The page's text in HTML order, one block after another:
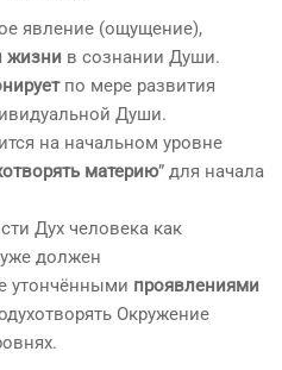
явление (ощущение),
жизни в сознании Души.
по мере развития
Души.
на начальном уровне
материю” для начала
Дух человека как
должен
утончёнными проявлениями
Окружение